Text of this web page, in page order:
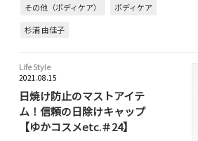
その他（ボディケア）
ボディケア
杉浦 由佳子
Life Style
2021.08.15
日焼け防止のマストアイテ
ム！信頼の日除けキャップ
【ゆかコスメetc.＃24】